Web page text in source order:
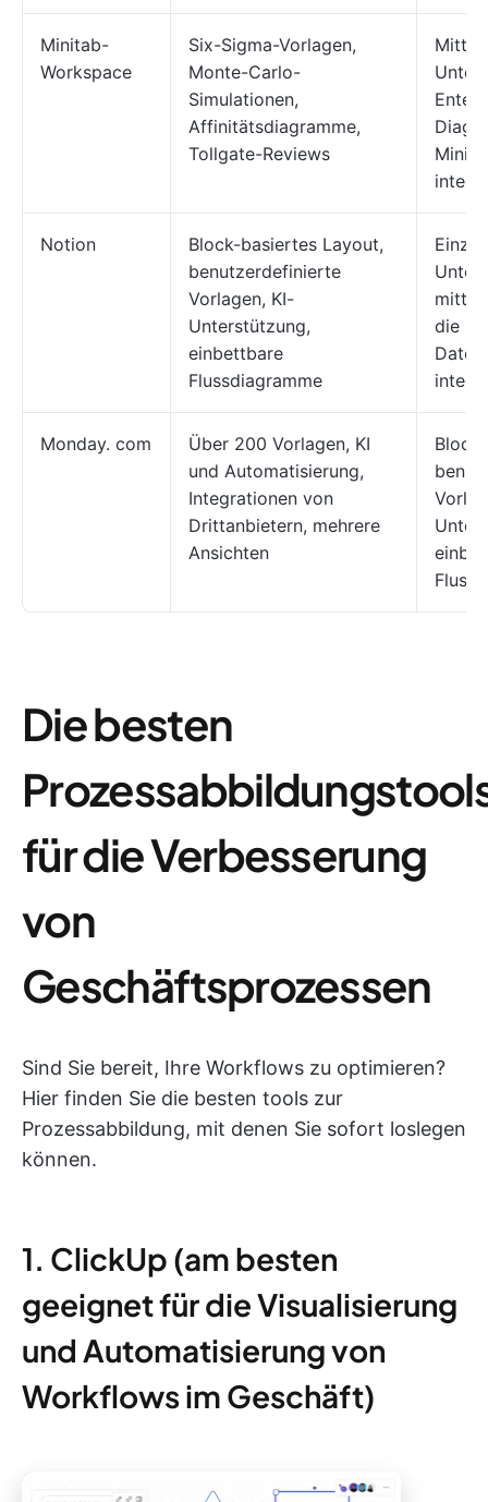
Minitab-
Workspace
Six-Sigma-Vorlagen,
Monte-Carlo-
Simulationen,
Affinitätsdiagramme,
Tollgate-Reviews
Notion
Block-basiertes Layout,
benutzerdefinierte
Vorlagen, KI-
Unterstützung,
einbettbare
Flussdiagramme
die
Monday. com
Über 200 Vorlagen, KI
und Automatisierung,
Integrationen von
Drittanbietern, mehrere
Ansichten
Die besten
für die Verbesserung
von
Geschäftsprozessen
Sind Sie bereit, Ihre Workflows zu optimieren?
Hier finden Sie die besten tools zur
Prozessabbildung, mit denen Sie sofort loslegen
können.
1. ClickUp (am besten
geeignet für die Visualisierung
und Automatisierung von
Workflows im Geschäft)